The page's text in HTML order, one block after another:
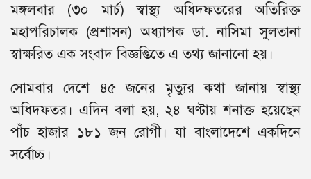
মঙ্গলবার (৩০ মার্চ) স্বাস্থ্য অধিদফতরের অতিরিক্ত
মহাপরিচালক (প্রশাসন) অধ্যাপক ডা. নাসিমা সুলতানা
স্বাক্ষরিত এক সংবাদ বিজ্ঞপ্তিতে এ তথ্য জানানো হয়।
সোমবার দেশে ৪৫ জনের মৃত্যুর কথা জানায় স্বাস্থ্য
অধিদফতর। এদিন বলা হয়, ২৪ ঘণ্টায় শনাক্ত হয়েছেন
পাঁচ হাজার ১৮১ জন রোগী। যা বাংলাদেশে একদিনে
সর্বোচ্চ।